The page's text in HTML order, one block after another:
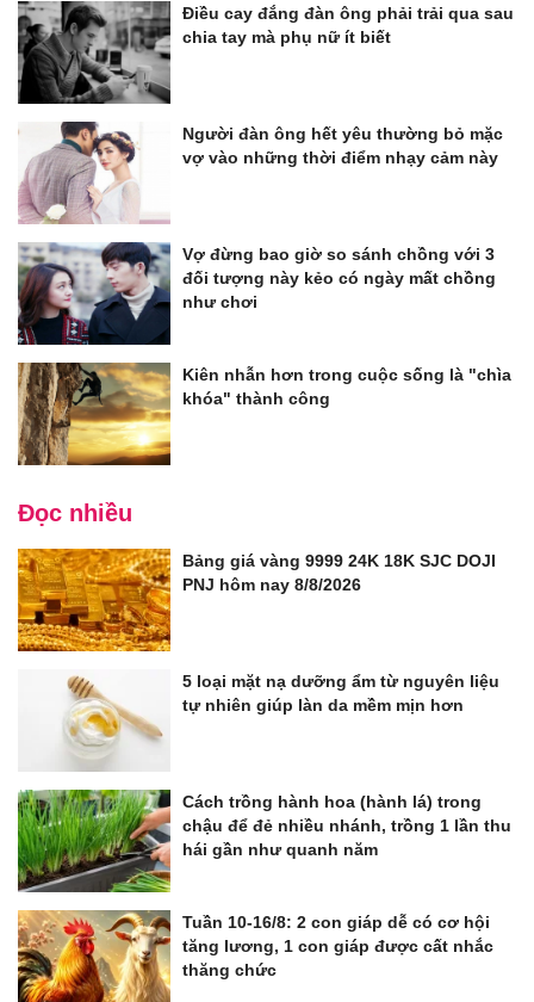
Điều cay đắng đàn ông phải trải qua sau
chia tay mà phụ nữ ít biết
Người đàn ông hết yêu thường bỏ mặc
vợ vào những thời điểm nhạy cảm này
Vợ đừng bao giờ so sánh chồng với 3
đối tượng này kẻo có ngày mất chồng
như chơi
Kiên nhẫn hơn trong cuộc sống là "chìa
khóa" thành công
Đọc nhiều
Bảng giá vàng 9999 24K 18K SJC DOJI
PNJ hôm nay 8/8/2026
5 loại mặt nạ dưỡng ẩm từ nguyên liệu
tự nhiên giúp làn da mềm mịn hơn
Cách trồng hành hoa (hành lá) trong
chậu để đẻ nhiều nhánh, trồng 1 lần thu
hái gần như quanh năm
Tuần 10-16/8: 2 con giáp dễ có cơ hội
tăng lương, 1 con giáp được cất nhắc
thăng chức